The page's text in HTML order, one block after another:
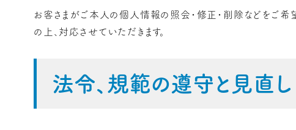
お客さまがご本人の個人情報の照会・修正・削除などをご希
の上、対応させていただきます。
法令、規範の遵守と見直し